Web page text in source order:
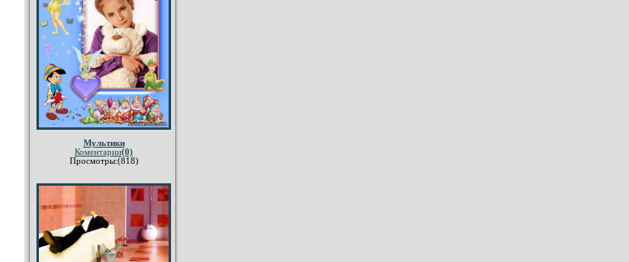
Мультики
Коментарии(0)
Просмотры:(818)